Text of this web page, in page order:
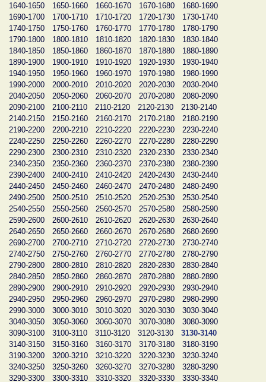
1640-1650
1650-1660 1660-1670 1670-1680
1680-1690
1690-1700
1700-1710 1710-1720 1720-1730
1730-1740
1740-1750
1750-1760 1760-1770 1770-1780
1780-1790
1790-1800
1800-1810 1810-1820 1820-1830
1830-1840
1840-1850
1850-1860 1860-1870 1870-1880
1880-1890
1890-1900
1900-1910 1910-1920 1920-1930
1930-1940
1940-1950
1950-1960 1960-1970 1970-1980
1980-1990
1990-2000
2000-2010 2010-2020 2020-2030
2030-2040
2040-2050
2050-2060 2060-2070 2070-2080
2080-2090
2090-2100
2100-2110 2110-2120 2120-2130
2130-2140
2140-2150
2150-2160 2160-2170 2170-2180
2180-2190
2190-2200
2200-2210 2210-2220 2220-2230
2230-2240
2240-2250
2250-2260 2260-2270 2270-2280
2280-2290
2290-2300
2300-2310 2310-2320 2320-2330
2330-2340
2340-2350
2350-2360 2360-2370 2370-2380
2380-2390
2390-2400
2400-2410 2410-2420 2420-2430
2430-2440
2440-2450
2450-2460 2460-2470 2470-2480
2480-2490
2490-2500
2500-2510 2510-2520 2520-2530
2530-2540
2540-2550
2550-2560 2560-2570 2570-2580
2580-2590
2590-2600
2600-2610 2610-2620 2620-2630
2630-2640
2640-2650
2650-2660 2660-2670 2670-2680
2680-2690
2690-2700
2700-2710 2710-2720 2720-2730
2730-2740
2740-2750
2750-2760 2760-2770 2770-2780
2780-2790
2790-2800
2800-2810 2810-2820 2820-2830
2830-2840
2840-2850
2850-2860 2860-2870 2870-2880
2880-2890
2890-2900
2900-2910 2910-2920 2920-2930
2930-2940
2940-2950
2950-2960 2960-2970 2970-2980
2980-2990
2990-3000
3000-3010 3010-3020 3020-3030
3030-3040
3040-3050
3050-3060 3060-3070 3070-3080
3080-3090
3090-3100
3100-3110 3110-3120 3120-3130
3130-3140
3140-3150
3150-3160 3160-3170 3170-3180
3180-3190
3190-3200
3200-3210 3210-3220 3220-3230
3230-3240
3240-3250
3250-3260 3260-3270 3270-3280
3280-3290
3290-3300
3300-3310 3310-3320 3320-3330
3330-3340